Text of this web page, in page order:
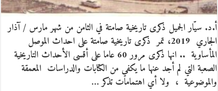
أ.د. سيّار الجميل ذكرى تاريخية صامتة في الثامن من شهر مارس / آذار
الجاري 2019، تمر ذكرى تاريخية صامتة على احداث الموصل
المأساوية .. انها ذكرى مرور 60 عاما على أقسى الأحداث التاريخية
الصعبة التي لم أجد عنها ما يكفي من الكتابات والدراسات المعمقة
والموضوعية ، ولا أي اهتمامات تذكر …